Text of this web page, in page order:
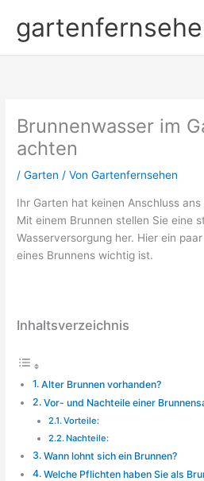
Inhalt
springen
Brunnenwasser im
achten
/Garten / VonGartenfernsehen
Ihr Garten hat keinen Anschluss
Mit einem Brunnen stellen Sie eine
Wasserversorgung her. Hier ein
eines Brunnens wichtig ist.
Inhaltsverzeichnis
Alter Brunnen vorhanden?
Vor- und Nachteile einer
Vorteile:
Nachteile:
Wann lohnt sich ein Brunnen?
Welche Pflichten haben Sie als